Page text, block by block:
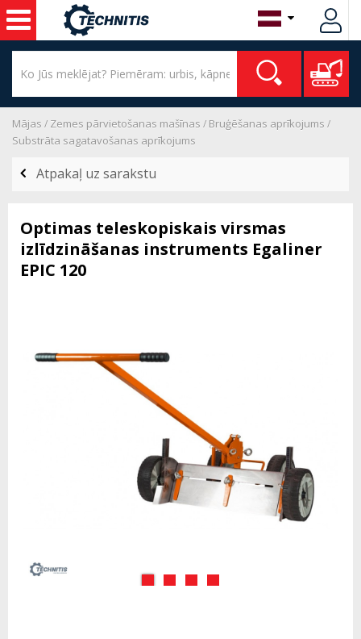
Mājas Zemes pārvietošanas mašīnas
Bruģēšanas aprīkojums
Substrāta sagatavošanas aprīkojums
Atpakaļ uz sarakstu
Optimas teleskopiskais virsmas
izlīdzināšanas instruments Egaliner
EPIC 120